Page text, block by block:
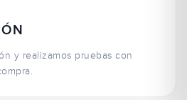
y realizamos pruebas con